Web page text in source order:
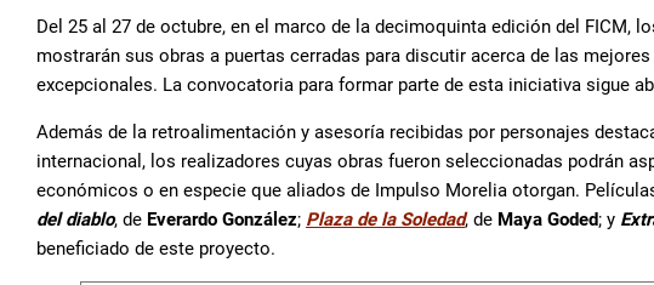
Del 25 al 27 de octubre, en el marco de la decimoquinta edición del FICM,
mostrarán sus obras a puertas cerradas para discutir acerca de las
excepcionales. La convocatoria para formar parte de esta iniciativa sigue
Además de la retroalimentación y asesoría recibidas por personajes
internacional, los realizadores cuyas obras fueron seleccionadas podrán
económicos o en especie que aliados de Impulso Morelia otorgan.
del diablo, de Everardo González; Plaza de la Soledad, de Maya Goded; y
beneficiado de este proyecto.